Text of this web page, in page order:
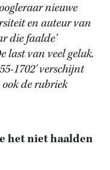
nieuwe
en auteur van
die faalde'
last van veel geluk.
1702' verschijnt
de rubriek
het niet haalden